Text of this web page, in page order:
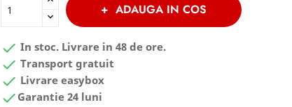
ADAUGA IN COS
 In stoc. Livrare in 48 de ore.
 Transport gratuit
 Livrare easybox
 Garantie 24 luni